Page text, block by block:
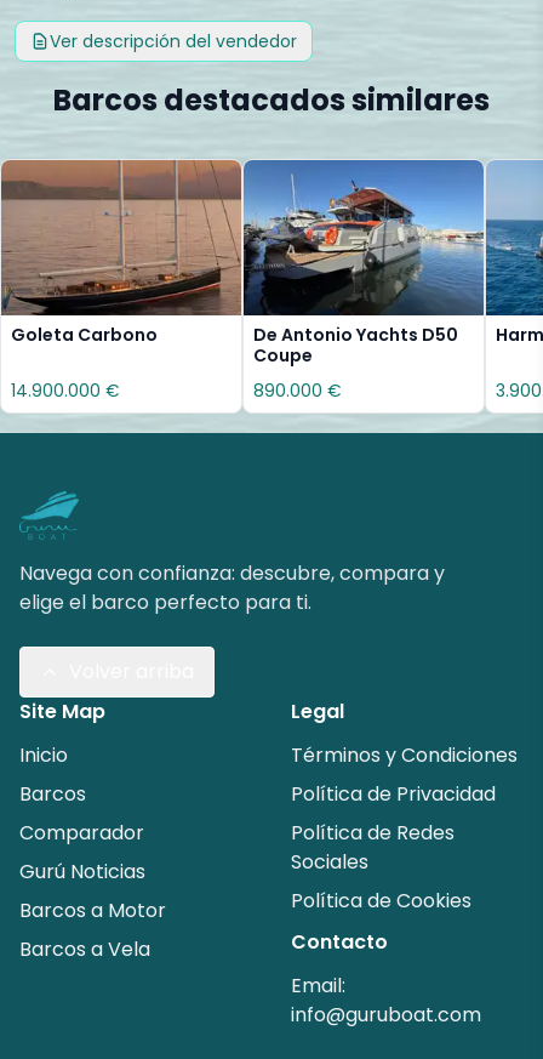
Ver descripción del vendedor
Barcos destacados similares
Goleta Carbono
14.900.000 €
De Antonio Yachts D50
Coupe
890.000 €
Navega con confianza: descubre, compara y
elige el barco perfecto para ti.
Site Map
Inicio
Barcos
Comparador
Gurú Noticias
Barcos a Motor
Barcos a Vela
Legal
Términos y Condiciones
Política de Privacidad
Política de Redes
Sociales
Política de Cookies
Contacto
Email:
info@guruboat.com